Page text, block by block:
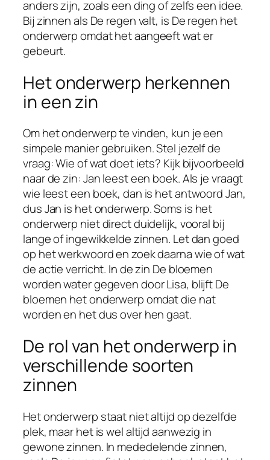
anders zijn, zoals een ding of zelfs een idee.
Bij zinnen als De regen valt, is De regen het
onderwerp omdat het aangeeft wat er
gebeurt.
Het onderwerp herkennen
in een zin
Om het onderwerp te vinden, kun je een
simpele manier gebruiken. Stel jezelf de
vraag: Wie of wat doet iets? Kijk bijvoorbeeld
naar de zin: Jan leest een boek. Als je vraagt
wie leest een boek, dan is het antwoord Jan,
dus Jan is het onderwerp. Soms is het
onderwerp niet direct duidelijk, vooral bij
lange of ingewikkelde zinnen. Let dan goed
op het werkwoord en zoek daarna wie of wat
de actie verricht. In de zin De bloemen
worden water gegeven door Lisa, blijft De
bloemen het onderwerp omdat die nat
worden en het dus over hen gaat.
De rol van het onderwerp in
verschillende soorten
zinnen
Het onderwerp staat niet altijd op dezelfde
plek, maar het is wel altijd aanwezig in
gewone zinnen. In mededelende zinnen,